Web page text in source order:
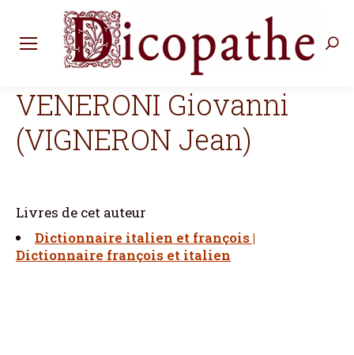
VENERONI Giovanni
(VIGNERON Jean)
Livres de cet auteur
Dictionnaire italien et françois |
Dictionnaire françois et italien